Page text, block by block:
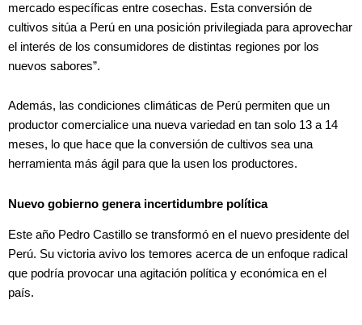
mercado específicas entre cosechas. Esta conversión de
cultivos sitúa a Perú en una posición privilegiada para aprovechar
el interés de los consumidores de distintas regiones por los
nuevos sabores”.
Además, las condiciones climáticas de Perú permiten que un
productor comercialice una nueva variedad en tan solo 13 a 14
meses, lo que hace que la conversión de cultivos sea una
herramienta más ágil para que la usen los productores.
Nuevo gobierno genera incertidumbre política
Este año Pedro Castillo se transformó en el nuevo presidente del
Perú. Su victoria avivo los temores acerca de un enfoque radical
que podría provocar una agitación política y económica en el
país.